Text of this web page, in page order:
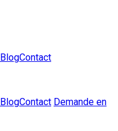
BlogContact
BlogContact Demande en